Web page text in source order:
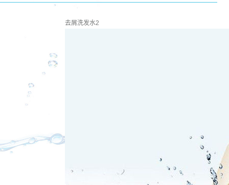
去屑洗发水2